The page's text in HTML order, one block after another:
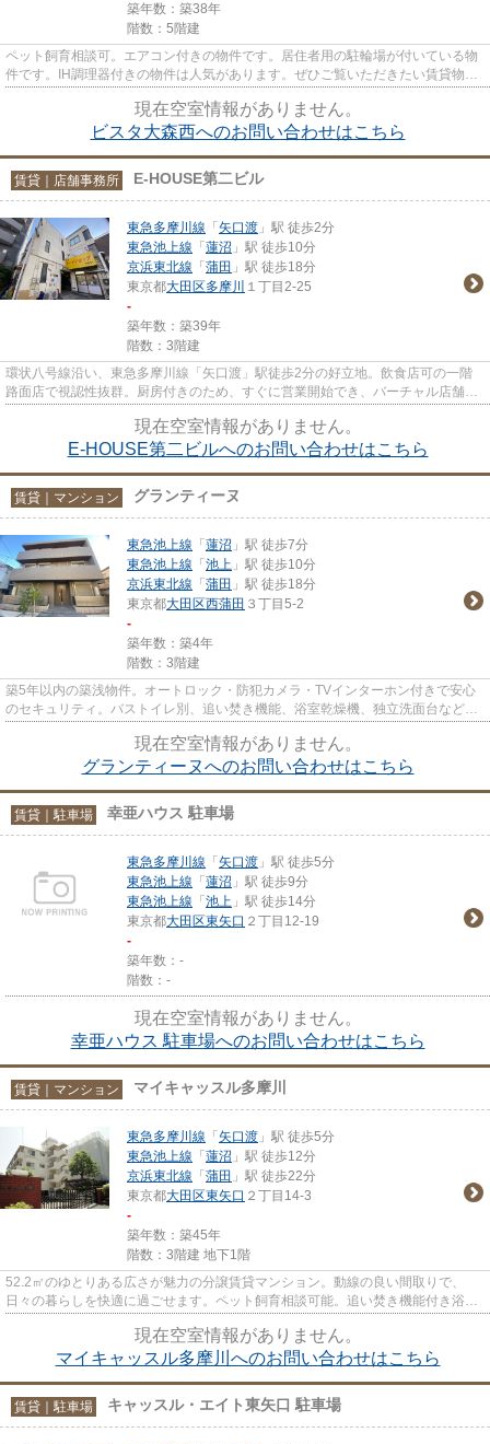
築年数：築38年
階数：5階建
ペット飼育相談可。エアコン付きの物件です。居住者用の駐輪場が付いている物
件です。IH調理器付きの物件は人気があります。ぜひご覧いただきたい賃貸物件
現在空室情報がありません。
ビスタ大森西へのお問い合わせはこちら
賃貸｜店舗事務所 E-HOUSE第二ビル
東急多摩川線 「 矢口渡 」駅 徒歩2分
東急池上線 「 蓮沼 」駅 徒歩10分
京浜東北線 「 蒲田 」駅 徒歩18分
東京都大田区多摩川 １丁目2-25
-
築年数：築39年
階数：3階建
環状八号線沿い、東急多摩川線「矢口渡」駅徒歩2分の好立地。飲食店可の一階
路面店で視認性抜群。厨房付きのため、すぐに営業開始でき、バーチャル店舗や
現在空室情報がありません。
E-HOUSE第二ビルへのお問い合わせはこちら
賃貸｜マンション グランティーヌ
東急池上線 「 蓮沼 」駅 徒歩7分
東急池上線 「 池上 」駅 徒歩10分
京浜東北線 「 蒲田 」駅 徒歩18分
東京都大田区西蒲田 ３丁目5-2
-
築年数：築4年
階数：3階建
築5年以内の築浅物件。オートロック・防犯カメラ・TVインターホン付きで安心
のセキュリティ。バストイレ別、追い焚き機能、浴室乾燥機、独立洗面台など人
現在空室情報がありません。
グランティーヌへのお問い合わせはこちら
賃貸｜駐車場 幸亜ハウス 駐車場
東急多摩川線 「 矢口渡 」駅 徒歩5分
東急池上線 「 蓮沼 」駅 徒歩9分
東急池上線 「 池上 」駅 徒歩14分
東京都大田区東矢口 ２丁目12-19
-
築年数：-
階数：-
現在空室情報がありません。
幸亜ハウス 駐車場へのお問い合わせはこちら
賃貸｜マンション マイキャッスル多摩川
東急多摩川線 「 矢口渡 」駅 徒歩5分
東急池上線 「 蓮沼 」駅 徒歩12分
京浜東北線 「 蒲田 」駅 徒歩22分
東京都大田区東矢口 ２丁目14-3
-
築年数：築45年
階数：3階建 地下1階
52.2㎡のゆとりある広さが魅力の分譲賃貸マンション。動線の良い間取りで、
日々の暮らしを快適に過ごせます。ペット飼育相談可能。追い焚き機能付き浴室
現在空室情報がありません。
マイキャッスル多摩川へのお問い合わせはこちら
賃貸｜駐車場 キャッスル・エイト東矢口 駐車場